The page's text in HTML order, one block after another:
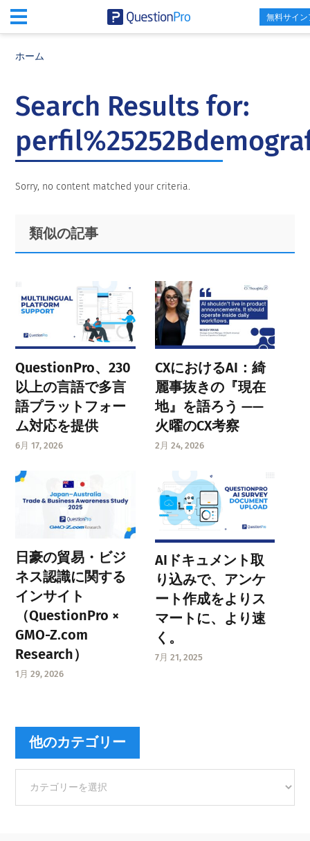
無料サイン
ホーム
Search Results for:
Sorry, no content matched your criteria.
Primary
Sidebar
Footer
類似の記事
QuestionPro、230
以上の言語で多言
語プラットフォー
ム対応を提供
6月 17, 2026
CXにおけるAI：綺
麗事抜きの『現在
地』を語ろう ——
火曜のCX考察
2月 24, 2026
日豪の貿易・ビジ
ネス認識に関する
インサイト
（QuestionPro ×
GMO-Z.com
Research）
1月 29, 2026
AIドキュメント取
り込みで、アンケ
ート作成をよりス
マートに、より速
く。
7月 21, 2025
他のカテゴリー
カ